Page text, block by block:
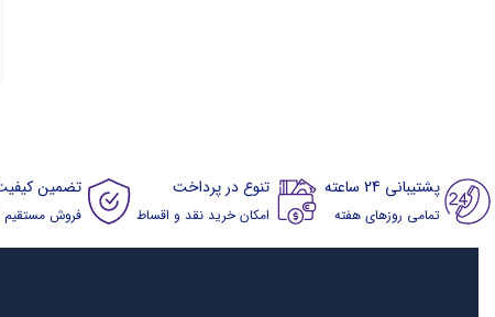
پشتیبانی 24 ساعته
تمامی روزهای هفته
تنوع در پرداخت
امکان خرید نقد و اقساط
تضمین
فروش مستقیم